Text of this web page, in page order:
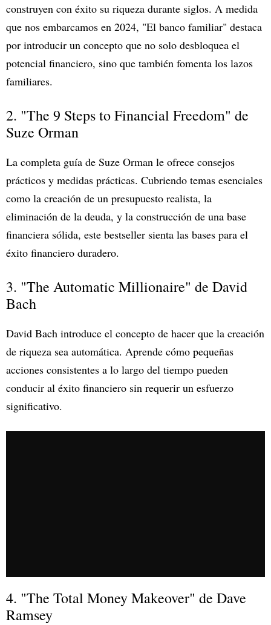
construyen con éxito su riqueza durante siglos. A medida
que nos embarcamos en 2024, "El banco familiar" destaca
por introducir un concepto que no solo desbloquea el
potencial financiero, sino que también fomenta los lazos
familiares.
2. "The 9 Steps to Financial Freedom" de
Suze Orman
La completa guía de Suze Orman le ofrece consejos
prácticos y medidas prácticas. Cubriendo temas esenciales
como la creación de un presupuesto realista, la
eliminación de la deuda, y la construcción de una base
financiera sólida, este bestseller sienta las bases para el
éxito financiero duradero.
3. "The Automatic Millionaire" de David
Bach
David Bach introduce el concepto de hacer que la creación
de riqueza sea automática. Aprende cómo pequeñas
acciones consistentes a lo largo del tiempo pueden
conducir al éxito financiero sin requerir un esfuerzo
significativo.
4. "The Total Money Makeover" de Dave
Ramsey